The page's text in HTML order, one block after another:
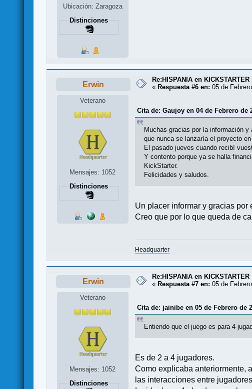
Ubicación: Zaragoza
Distinciones
Erwin
Veterano
Mensajes: 1052
Distinciones
Re:HISPANIA en KICKSTARTER
« Respuesta #6 en: 05 de
Cita de: Gaujoy en 04 de Febrero de
Muchas gracias por la información
que nunca se lanzaría el proyecto
El pasado jueves cuando recibí
Y contento porque ya se halla
KickStarter.
Felicidades y saludos.
Un placer informar y gracias
Creo que por lo que queda de
Headquarter
Erwin
Veterano
Mensajes: 1052
Distinciones
Re:HISPANIA en KICKSTARTER
« Respuesta #7 en: 05 de
Cita de: jainibe en 05 de Febrero de
Entiendo que el juego es para 4
Es de 2 a 4 jugadores.
Como explicaba anteriormente,
las interacciones entre